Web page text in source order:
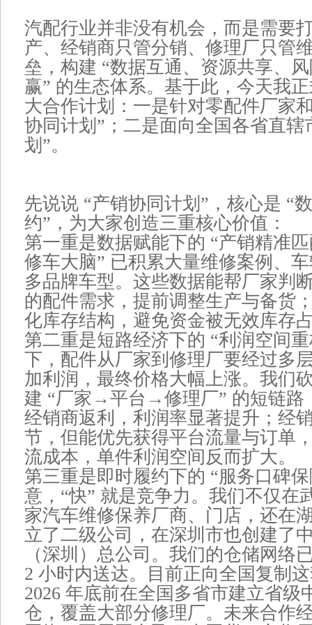
汽配行业并非没有机会，而是需要
产、经销商只管分销、修理厂只管
垒，构建 “数据互通、资源共享、
赢” 的生态体系。基于此，今天我
大合作计划：一是针对零配件厂家
协同计划”；二是面向全国各省直辖
划”。
先说说 “产销协同计划”，核心是 “
约”，为大家创造三重核心价值：
第一重是数据赋能下的 “产销精准
修车大脑” 已积累大量维修案例、
多品牌车型。这些数据能帮厂家判
的配件需求，提前调整生产与备货
化库存结构，避免资金被无效库存
第二重是短路经济下的 “利润空间
下，配件从厂家到修理厂要经过多
加利润，最终价格大幅上涨。我们
建 “厂家→平台→修理厂” 的短链路
经销商返利，利润率显著提升；经
节，但能优先获得平台流量与订单
流成本，单件利润空间反而扩大。
第三重是即时履约下的 “服务口碑
意，“快” 就是竞争力。我们不仅在
家汽车维修保养厂商、门店，还在
立了二级公司，在深圳市也创建了
（深圳）总公司。我们的仓储网络
2 小时内送达。目前正向全国复制
2026 年底前在全国多省市建立省级
仓，覆盖大部分修理厂。未来合作